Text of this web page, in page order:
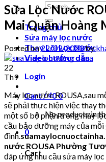
Search
for:
Trang chủ
Sửa máy lọc nước
Thay Lõi Lọc Nước
Video hướng dẫn
Login
Cart /₫00
No products in
0
Cart
Sửa Lọc Nước
Mai Quận Hoàng
Posted on22/09/2023by
22
Th9
Máy lọc nước ROUSA,sau
sẽ phải thực hiện việc thay
một số bộ phận trong máy
cầu bảo dưỡng máy của mỗi
đình.
nước ROUSA Phường
đáp ứng nhu cầu sửa máy